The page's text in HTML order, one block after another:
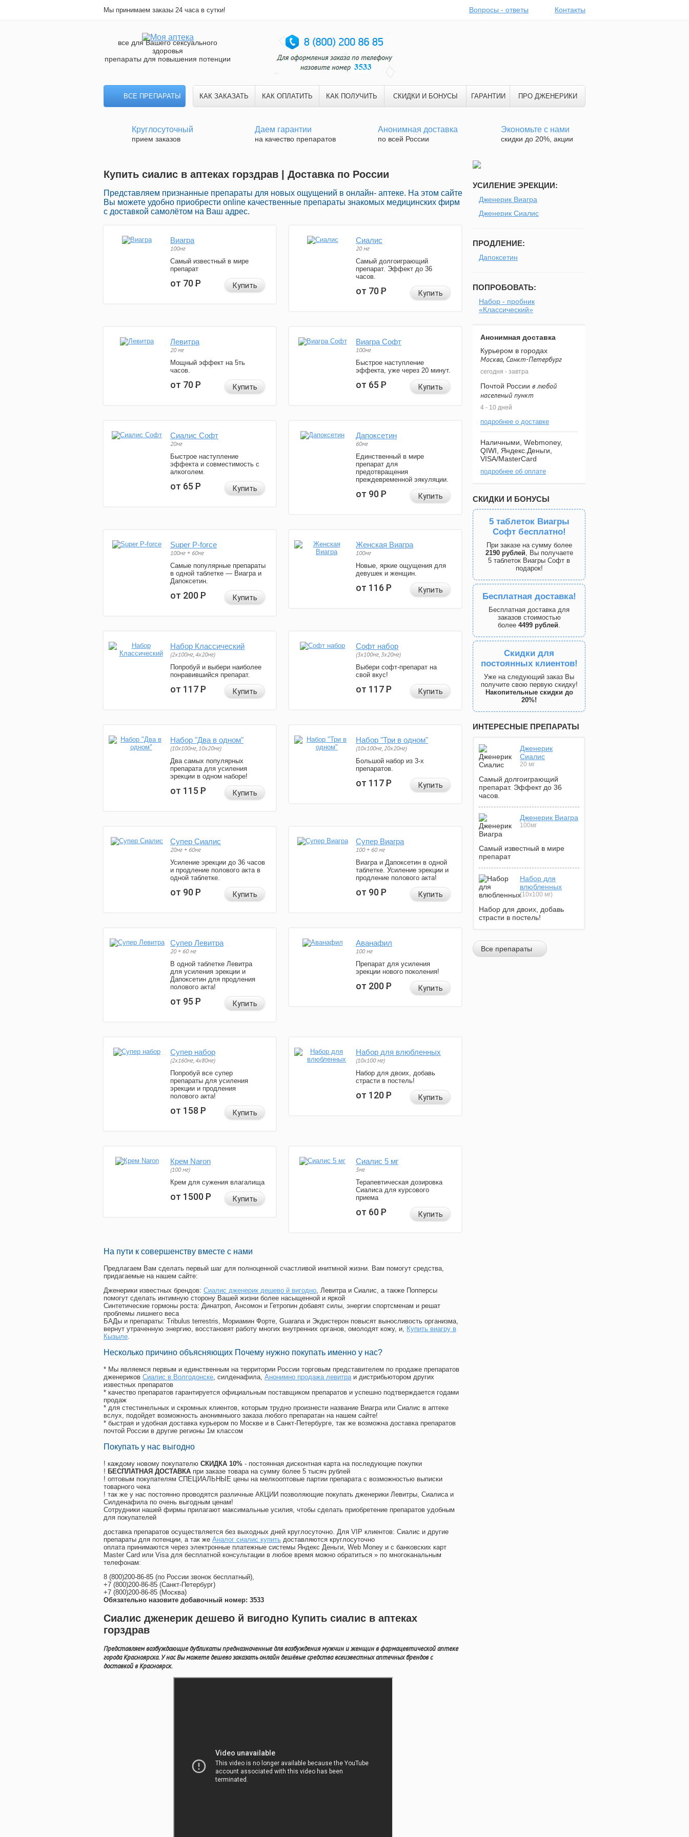
Мы принимаем заказы 24 часа в сутки! Вопросы - ответы Контакты
все для Вашего сексуального
здоровья
препараты для повышения потенции
ВСЕ ПРЕПАРАТЫ КАК ЗАКАЗАТЬ КАК ОПЛАТИТЬ КАК ПОЛУЧИТЬ СКИДКИ И БОНУСЫ ГАРАНТИИ ПРО ДЖЕНЕРИКИ
Круглосуточный
прием заказов
Даем гарантии
на качество препаратов
Анонимная доставка
по всей России
Экономьте с нами
скидки до 20%, акции
Купить сиалис в аптеках горздрав | Доставка по России
Представляем признанные препараты для новых ощущений в онлайн- аптеке. На этом сайте
Вы можете удобно приобрести online качественные препараты знакомых медицинских фирм
с доставкой самолётом на Ваш адрес.
Виагра
100мг
Самый известный в мире
препарат
от 70Р Купить
Сиалис
20 мг
Самый долгоиграющий
препарат. Эффект до 36
часов.
от 70Р Купить
Левитра
20 мг
Мощный эффект на 5ть
часов.
от 70Р Купить
Виагра Софт
100мг
Быстрое наступление
эффекта, уже через 20 минут.
от 65Р Купить
Сиалис Софт
20мг
Быстрое наступление
эффекта и совместимость с
алкоголем.
от 65Р Купить
Дапоксетин
60мг
Единственный в мире
препарат для
предотвращения
преждевременной эякуляции.
от 90Р Купить
Super P-force
100мг + 60мг
Самые популярные препараты
в одной таблетке — Виагра и
Дапоксетин.
от 200Р Купить
Женская Виагра
100мг
Новые, яркие ощущения для
девушек и женщин.
от 116Р Купить
Набор Классический
(2x100мг, 4x20мг)
Попробуй и выбери наиболее
понравившийся препарат.
от 117Р Купить
Софт набор
(3x100мг, 3x20мг)
Выбери софт-препарат на
свой вкус!
от 117Р Купить
Набор "Два в одном"
(10x100мг, 10x20мг)
Два самых популярных
препарата для усиления
эрекции в одном наборе!
от 115Р Купить
Набор "Три в одном"
(10x100мг, 20x20мг)
Большой набор из 3-х
препаратов.
от 117Р Купить
Супер Сиалис
20мг + 60мг
Усиление эрекции до 36 часов
и продление полового акта в
одной таблетке.
от 90Р Купить
Супер Виагра
100 + 60 мг
Виагра и Дапоксетин в одной
таблетке. Усиление эрекции и
продление полового акта!
от 90Р Купить
Супер Левитра
20 + 60 мг
В одной таблетке Левитра
для усиления эрекции и
Дапоксетин для продления
полового акта!
от 95Р Купить
Аванафил
100 мг
Препарат для усиления
эрекции нового поколения!
от 200Р Купить
Супер набор
(2х160мг, 4х80мг)
Попробуй все супер
препараты для усиления
эрекции и продления
полового акта!
от 158Р Купить
Набор для влюбленных
(10х100 мг)
Набор для двоих, добавь
страсти в постель!
от 120Р Купить
Крем Naron
(100 мг)
Крем для сужения влагалища
от 1500Р Купить
Сиалис 5 мг
5мг
Терапевтическая дозировка
Сиалиса для курсового
приема
от 60Р Купить
На пути к совершенству вместе с нами
Предлагаем Вам сделать первый шаг для полноценной счастливой инитмной жизни. Вам помогут средства,
придагаемые на нашем сайте:
Дженерики известных брендов: Сиалис дженерик дешево й вигодно, Левитра и Сиалис, а также Попперсы
помогут сделать интимную сторону Вашей жизни более насыщенной и яркой
Синтетические гормоны роста: Динатроп, Ансомон и Гетропин добавят силы, энергии спортсменам и решат
проблемы лишнего веса
БАДы и препараты: Tribulus terrestris, Мориамин Форте, Guarana и Экдистерон повысят выносливость организма,
вернут утраченную энергию, восстановят работу многих внутренних органов, омолодят кожу, и, Купить виагру в
Кызыле.
Несколько причино объясняющих Почему нужно покупать именно у нас?
* Мы являемся первым и единственным на территории России торговым представителем по продаже препаратов
дженериков Сиалис в Волгодонске, силденафила, Анонимно продажа левитраи дистрибьютором других
известных препаратов
* качество препаратов гарантируется официальным поставщиком препаратов и успешно подтверждается годами
продаж
* для стестинельных и скромных клиентов, которым трудно произнести название Виагра или Сиалис в аптеке
вслух, подойдет возможность анонимныого заказа любого препаратан на нашем сайте!
* быстрая и удобная доставка курьером по Москве и в Санкт-Петербурге, так же возможна доставка препаратов
почтой России в другие регионы 1м классом
Покупать у нас выгодно
! каждому новому покупателю СКИДКА 10% - постоянная дисконтная карта на последующие покупки
! БЕСПЛАТНАЯ ДОСТАВКА при заказе товара на сумму более 5 тысяч рублей
! оптовым покупателям СПЕЦИАЛЬНЫЕ цены на мелкооптовые партии препарата с возможностью выписки
товарного чека
! так же у нас постоянно проводятся различные АКЦИИ позволяющие покупать дженерики Левитры, Сиалиса и
Силденафила по очень выгодным ценам!
Cотрудники нашей фирмы прилагают максимальные усилия, чтобы сделать приобретение препаратов удобным
для покупателей
доставка препаратов осуществляется без выходных дней круглосуточно. Для VIP клиентов: Сиалис и другие
препараты для потенции, а так же Аналог сиалис купить доставляются круглосуточно
оплата принимаются через электронные платежные системы Яндекс Деньги, Web Money и с банковских карт
Master Card или Visa для бесплатной консультации в любое время можно обратиться » по многоканальным
телефонам:
8 (800)200-86-85 (по России звонок бесплатный),
+7 (800)200-86-85 (Санкт-Петербург)
+7 (800)200-86-85 (Москва)
Обязательно назовите добавочный номер: 3533
Сиалис дженерик дешево й вигодно Купить сиалис в аптеках
горздрав
Представляем возбуждающие дубликаты предназначенные для возбуждения мужчин и женщин в фармацевтической аптеке
города Красноярска. У нас Вы можете дешево заказать онлайн дешёвые средства всеизвестных аптечных брендов с
доставкой в Красноярск.
УСИЛЕНИЕ ЭРЕКЦИИ:
Дженерик Виагра
Дженерик Сиалис
ПРОДЛЕНИЕ:
Дапоксетин
ПОПРОБОВАТЬ:
Набор - пробник
«Классический»
Анонимная доставка
Курьером в городах
Москва, Санкт-Петербург
сегодня - завтра
Почтой России в любой
населеный пункт
4 - 10 дней
подробнее о доставке
Наличными, Webmoney,
QIWI, Яндекс.Деньги,
VISA/MasterCard
подробнее об оплате
СКИДКИ И БОНУСЫ
5 таблеток Виагры
Софт бесплатно!
При заказе на сумму более
2190 рублей, Вы получаете
5 таблеток Виагры Софт в
подарок!
Бесплатная доставка!
Бесплатная доставка для
заказов стоимостью
более 4499 рублей.
Скидки для
постоянных клиентов!
Уже на следующий заказ Вы
получите свою первую скидку!
Накопительные скидки до
20%!
ИНТЕРЕСНЫЕ ПРЕПАРАТЫ
Дженерик
Сиалис
20 мг
Самый долгоиграющий
препарат. Эффект до 36
часов.
Дженерик Виагра
100мг
Самый известный в мире
препарат
Набор для
влюбленных
(10х100 мг)
Набор для двоих, добавь
страсти в постель!
Все препараты